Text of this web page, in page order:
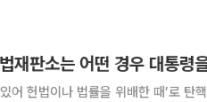
판소는 어떤 경우 대통령
어 헌법이나 법률을 위배한 때’로 탄